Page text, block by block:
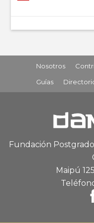
Nosotros
Guías
Fundación
Maipú